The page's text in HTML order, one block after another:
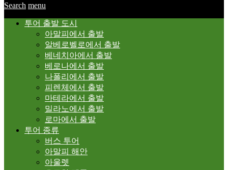
Search menu
투어 출발 도시
아말피에서 출발
알베로벨로에서 출발
베네치아에서 출발
베로나에서 출발
나폴리에서 출발
피렌체에서 출발
마테라에서 출발
밀라노에서 출발
로마에서 출발
투어 종류
버스 투어
아말피 해안
아울렛